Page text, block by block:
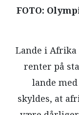
HISTORIE
OM
FOTO:
Lande i
renter på
lande
skyldes, at